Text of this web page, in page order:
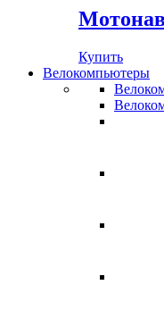
Купить
Велокомпьютеры